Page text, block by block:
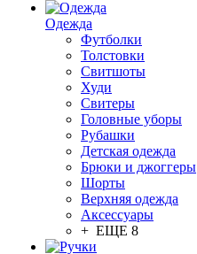
Одежда
Футболки
Толстовки
Свитшоты
Худи
Свитеры
Головные уборы
Рубашки
Детская одежда
Брюки и джоггеры
Шорты
Верхняя одежда
Аксессуары
+ ЕЩЕ 8